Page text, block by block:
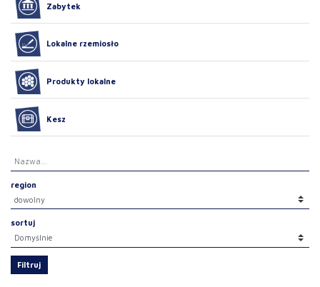
Zabytek
Lokalne rzemiosło
Produkty lokalne
Kesz
region
sortuj
Filtruj